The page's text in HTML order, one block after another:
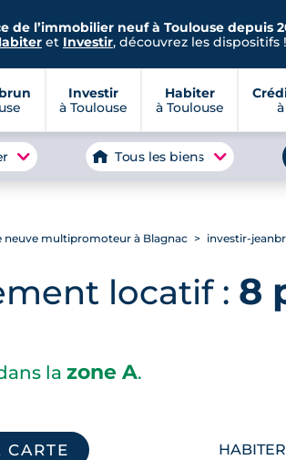
de l’immobilier neuf à Toulouse depuis
et Investir, découvrez les dispositifs !
Investir
à Toulouse
Habiter
à Toulouse
Tous les biens
neuve multipromoteur à Blagnac investir-
locatif : 8
la zone A.
CARTE HABITER